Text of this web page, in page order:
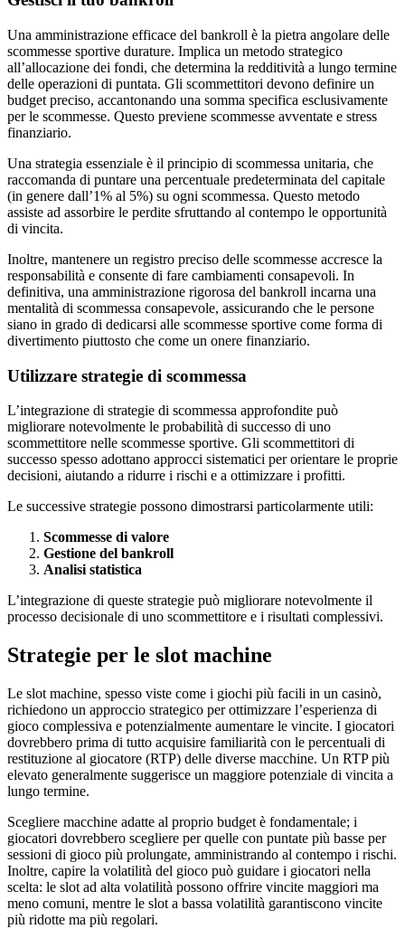
Una amministrazione efficace del bankroll è la pietra angolare delle
scommesse sportive durature. Implica un metodo strategico
all’allocazione dei fondi, che determina la redditività a lungo termine
delle operazioni di puntata. Gli scommettitori devono definire un
budget preciso, accantonando una somma specifica esclusivamente
per le scommesse. Questo previene scommesse avventate e stress
finanziario.
Una strategia essenziale è il principio di scommessa unitaria, che
raccomanda di puntare una percentuale predeterminata del capitale
(in genere dall’1% al 5%) su ogni scommessa. Questo metodo
assiste ad assorbire le perdite sfruttando al contempo le opportunità
di vincita.
Inoltre, mantenere un registro preciso delle scommesse accresce la
responsabilità e consente di fare cambiamenti consapevoli. In
definitiva, una amministrazione rigorosa del bankroll incarna una
mentalità di scommessa consapevole, assicurando che le persone
siano in grado di dedicarsi alle scommesse sportive come forma di
divertimento piuttosto che come un onere finanziario.
Utilizzare strategie di scommessa
L’integrazione di strategie di scommessa approfondite può
migliorare notevolmente le probabilità di successo di uno
scommettitore nelle scommesse sportive. Gli scommettitori di
successo spesso adottano approcci sistematici per orientare le proprie
decisioni, aiutando a ridurre i rischi e a ottimizzare i profitti.
Le successive strategie possono dimostrarsi particolarmente utili:
Scommesse di valore
Gestione del bankroll
Analisi statistica
L’integrazione di queste strategie può migliorare notevolmente il
processo decisionale di uno scommettitore e i risultati complessivi.
Strategie per le slot machine
Le slot machine, spesso viste come i giochi più facili in un casinò,
richiedono un approccio strategico per ottimizzare l’esperienza di
gioco complessiva e potenzialmente aumentare le vincite. I giocatori
dovrebbero prima di tutto acquisire familiarità con le percentuali di
restituzione al giocatore (RTP) delle diverse macchine. Un RTP più
elevato generalmente suggerisce un maggiore potenziale di vincita a
lungo termine.
Scegliere macchine adatte al proprio budget è fondamentale; i
giocatori dovrebbero scegliere per quelle con puntate più basse per
sessioni di gioco più prolungate, amministrando al contempo i rischi.
Inoltre, capire la volatilità del gioco può guidare i giocatori nella
scelta: le slot ad alta volatilità possono offrire vincite maggiori ma
meno comuni, mentre le slot a bassa volatilità garantiscono vincite
più ridotte ma più regolari.